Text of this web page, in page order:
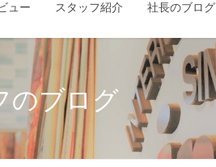
ュー スタッフ紹介 社長のブログ
のブログ